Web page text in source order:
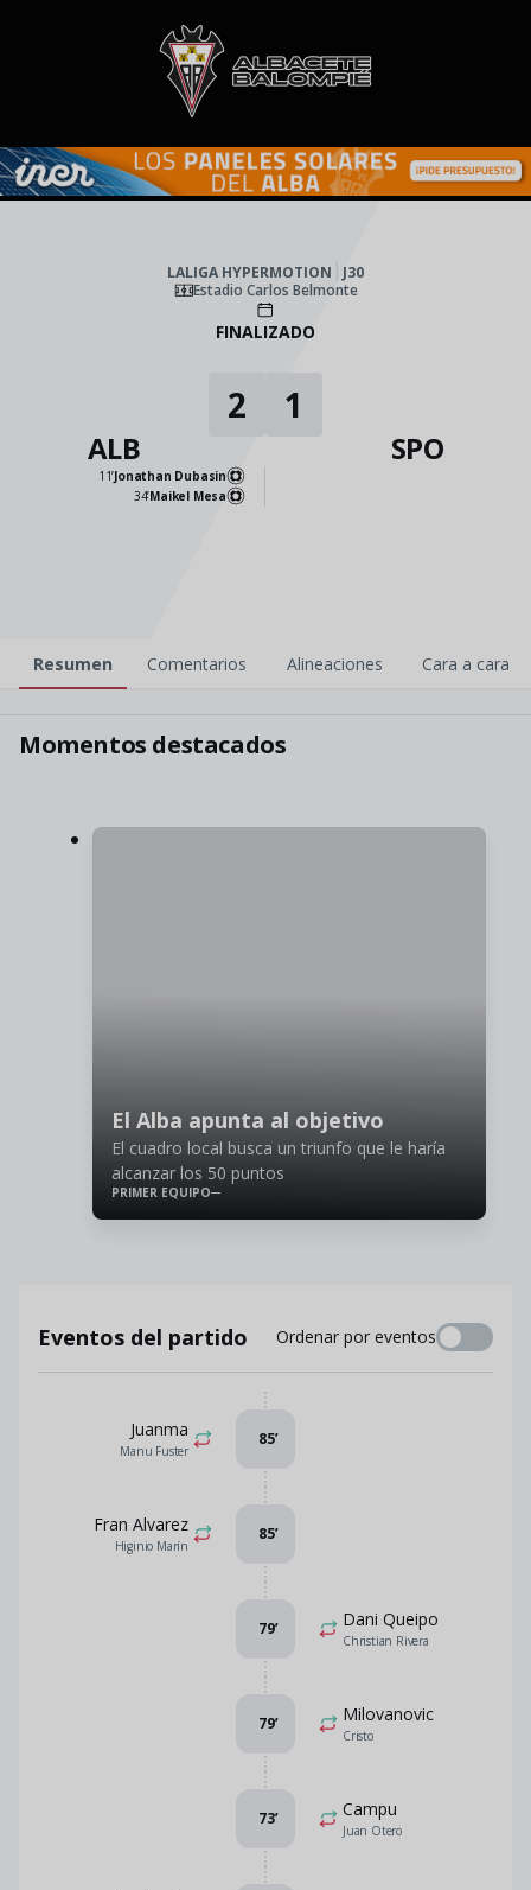
Skip to main content
LALIGA HYPERMOTION | J30
Estadio Carlos Belmonte
FINALIZADO
ALB
2 1
SPO
11’Jonathan Dubasin
34’Maikel Mesa
2 1
Resumen Comentarios Alineaciones Cara a cara
Momentos destacados
El Alba apunta al objetivo
El cuadro local busca un triunfo que le haría
alcanzar los 50 puntos
PRIMER EQUIPO
Eventos del partido Ordenar por eventos
Juanma
Manu Fuster
85’
Fran Alvarez
Higinio Marín
85’
Dani Queipo
Christian Rivera
79’
Milovanovic
Cristo
79’
Campu
Juan Otero
73’